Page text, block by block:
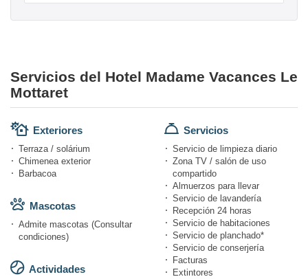
Servicios del Hotel Madame Vacances Le
Mottaret
Exteriores
Terraza / solárium
Chimenea exterior
Barbacoa
Mascotas
Admite mascotas (Consultar
condiciones)
Actividades
Servicios
Servicio de limpieza diario
Zona TV / salón de uso
compartido
Almuerzos para llevar
Servicio de lavandería
Recepción 24 horas
Servicio de habitaciones
Servicio de planchado*
Servicio de conserjería
Facturas
Extintores